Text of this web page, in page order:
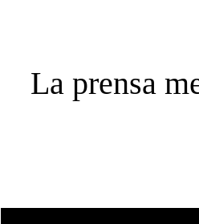
La prensa